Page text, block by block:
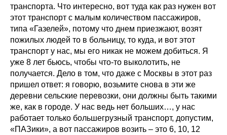
транспорта. Что интересно, вот туда как раз нужен вот
этот транспорт с малым количеством пассажиров,
типа «Газелей», потому что днем приезжают, возят
пожилых людей то в больницу, то куда, и вот этот
транспорт у нас, мы его никак не можем добиться. Я
уже 8 лет бьюсь, чтобы что-то выколотить, не
получается. Дело в том, что даже с Москвы в этот раз
пришел ответ: я говорю, возьмите снова в эти же
деревни сельские перевозки, они должны быть такими
же, как в городе. У нас ведь нет больших…, у нас
работает только большегрузный транспорт, допустим,
«ПАЗики», а вот пассажиров возить – это 6, 10, 12